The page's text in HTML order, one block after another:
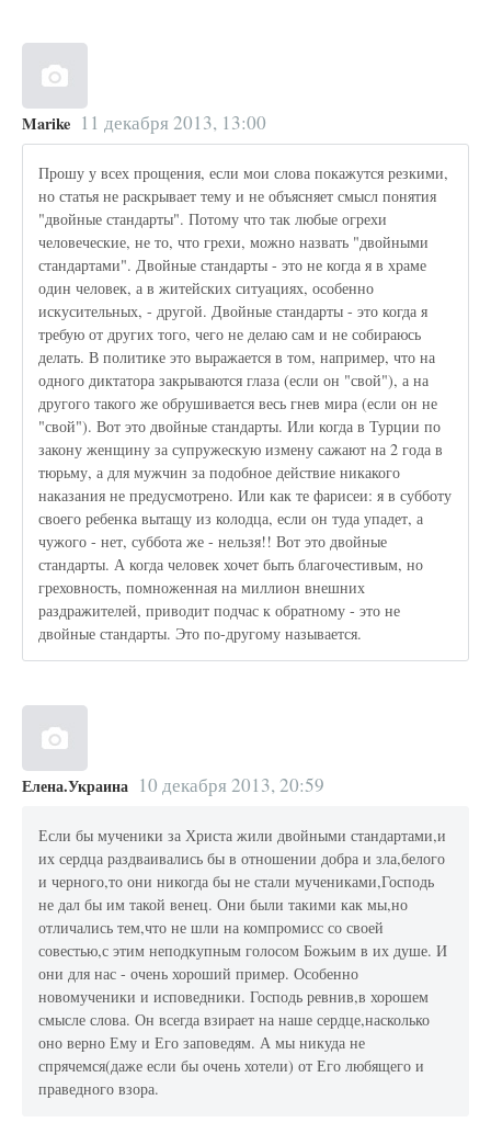
Marike 11 декабря 2013, 13:00
Прошу у всех прощения, если мои слова покажутся резкими,
но статья не раскрывает тему и не объясняет смысл понятия
"двойные стандарты". Потому что так любые огрехи
человеческие, не то, что грехи, можно назвать "двойными
стандартами". Двойные стандарты - это не когда я в храме
один человек, а в житейских ситуациях, особенно
искусительных, - другой. Двойные стандарты - это когда я
требую от других того, чего не делаю сам и не собираюсь
делать. В политике это выражается в том, например, что на
одного диктатора закрываются глаза (если он "свой"), а на
другого такого же обрушивается весь гнев мира (если он не
"свой"). Вот это двойные стандарты. Или когда в Турции по
закону женщину за супружескую измену сажают на 2 года в
тюрьму, а для мужчин за подобное действие никакого
наказания не предусмотрено. Или как те фарисеи: я в субботу
своего ребенка вытащу из колодца, если он туда упадет, а
чужого - нет, суббота же - нельзя!! Вот это двойные
стандарты. А когда человек хочет быть благочестивым, но
греховность, помноженная на миллион внешних
раздражителей, приводит подчас к обратному - это не
двойные стандарты. Это по-другому называется.
Елена.Украина 10 декабря 2013, 20:59
Если бы мученики за Христа жили двойными стандартами,и
их сердца раздваивались бы в отношении добра и зла,белого
и черного,то они никогда бы не стали мучениками,Господь
не дал бы им такой венец. Они были такими как мы,но
отличались тем,что не шли на компромисс со своей
совестью,с этим неподкупным голосом Божьим в их душе. И
они для нас - очень хороший пример. Особенно
новомученики и исповедники. Господь ревнив,в хорошем
смысле слова. Он всегда взирает на наше сердце,насколько
оно верно Ему и Его заповедям. А мы никуда не
спрячемся(даже если бы очень хотели) от Его любящего и
праведного взора.